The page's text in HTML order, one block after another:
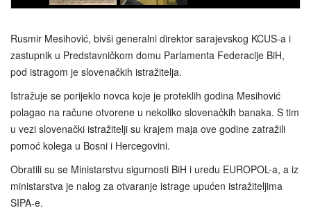
Rusmir Mesihović, bivši generalni direktor sarajevskog KCUS-a i
zastupnik u Predstavničkom domu Parlamenta Federacije BiH,
pod istragom je slovenačkih istražitelja.
Istražuje se porijeklo novca koje je proteklih godina Mesihović
polagao na račune otvorene u nekoliko slovenačkih banaka. S tim
u vezi slovenački istražitelji su krajem maja ove godine zatražili
pomoć kolega u Bosni i Hercegovini.
Obratili su se Ministarstvu sigurnosti BiH i uredu EUROPOL-a, a iz
ministarstva je nalog za otvaranje istrage upućen istražiteljima
SIPA-e.